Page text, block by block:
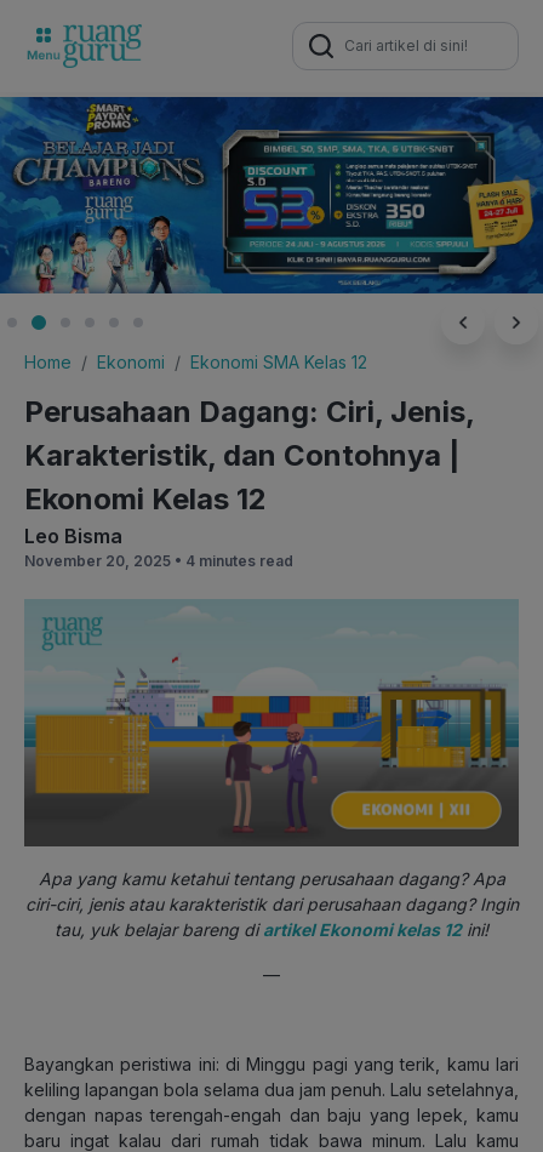
Search
for:
Home Ekonomi Ekonomi SMA Kelas 12
Perusahaan Dagang: Ciri, Jenis,
Karakteristik, dan Contohnya |
Ekonomi Kelas 12
Leo Bisma
November 20, 2025 • 4 minutes read
Apa yang kamu ketahui tentang perusahaan dagang? Apa
ciri-ciri, jenis atau karakteristik dari perusahaan dagang? Ingin
tau, yuk belajar bareng diartikel Ekonomi kelas 12ini!
—
Bayangkan peristiwa ini: di Minggu pagi yang terik, kamu lari
keliling lapangan bola selama dua jam penuh. Lalu setelahnya,
dengan napas terengah-engah dan baju yang lepek, kamu
baru ingat kalau dari rumah tidak bawa minum. Lalu kamu